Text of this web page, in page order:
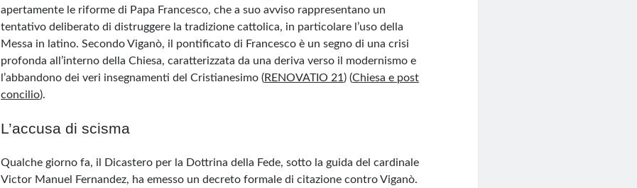
apertamente le riforme di Papa Francesco, che a suo avviso rappresentano un
tentativo deliberato di distruggere la tradizione cattolica, in particolare l’uso della
Messa in latino. Secondo Viganò, il pontificato di Francesco è un segno di una crisi
profonda all’interno della Chiesa, caratterizzata da una deriva verso il modernismo e
l’abbandono dei veri insegnamenti del Cristianesimo​ (RENOVATIO 21) (Chiesa e post
concilio)​.
L’accusa di scisma
Qualche giorno fa, il Dicastero per la Dottrina della Fede, sotto la guida del cardinale
Victor Manuel Fernandez, ha emesso un decreto formale di citazione contro Viganò.